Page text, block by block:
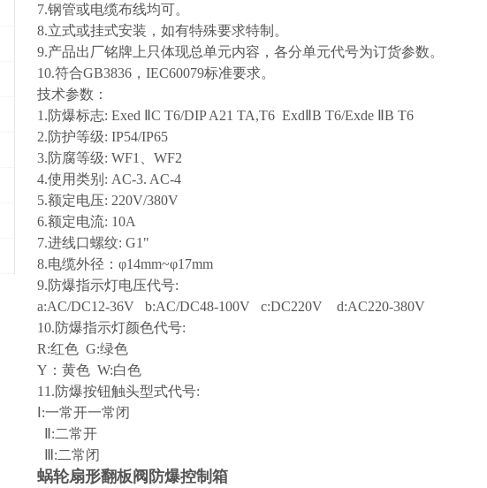
7.钢管或电缆布线均可。
8.立式或挂式安装，如有特殊要求特制。
9.产品出厂铭牌上只体现总单元内容，各分单元代号为订货参数。
10.符合GB3836，IEC60079标准要求。
技术参数：
1.防爆标志: Exed ⅡC T6/DIP A21 TA,T6 ExdⅡB T6/Exde ⅡB T6
2.防护等级: IP54/IP65
3.防腐等级: WF1、WF2
4.使用类别: AC-3. AC-4
5.额定电压: 220V/380V
6.额定电流: 10A
7.进线口螺纹: G1"
8.电缆外径：φ14mm~φ17mm
9.防爆指示灯电压代号:
a:AC/DC12-36V b:AC/DC48-100V c:DC220V d:AC220-380V
10.防爆指示灯颜色代号:
R:红色 G:绿色
Y：黄色 W:白色
11.防爆按钮触头型式代号:
Ⅰ:一常开一常闭
Ⅱ:二常开
Ⅲ:二常闭
蜗轮扇形翻板阀防爆控制箱